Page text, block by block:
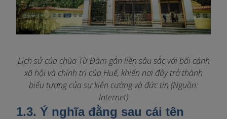
Lịch sử của chùa Từ Đàm gắn liền sâu sắc với bối cảnh
xã hội và chính trị của Huế, khiến nơi đây trở thành
biểu tượng của sự kiên cường và đức tin (Nguồn:
Internet)
1.3. Ý nghĩa đằng sau cái tên